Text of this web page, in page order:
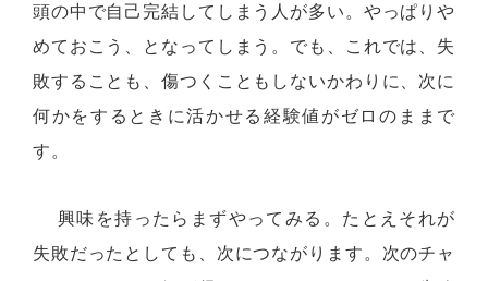
頭の中で自己完結してしまう人が多い。やっぱりや
めておこう、となってしまう。でも、これでは、失
敗することも、傷つくこともしないかわりに、次に
何かをするときに活かせる経験値がゼロのままで
す。
興味を持ったらまずやってみる。たとえそれが
失敗だったとしても、次につながります。次のチャ